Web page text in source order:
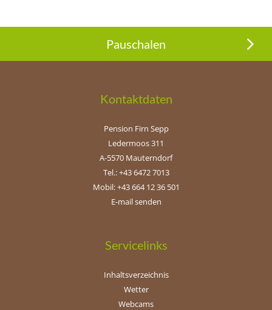
Pauschalen
Kontaktdaten
Pension Firn Sepp
Ledermoos 311
A-5570 Mauterndorf
Tel.: +43 6472 7013
Mobil: +43 664 12 36 501
E-mail senden
Servicelinks
Inhaltsverzeichnis
Wetter
Webcams